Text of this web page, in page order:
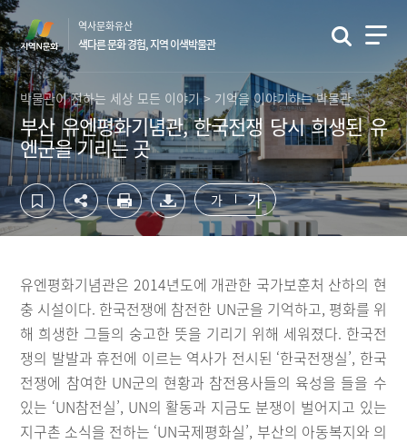
컨
텐
츠
영
바
로
가
기
하
단
영
역
로
가
기
역사문화유산
색다른 문화 경험, 지역 이색박물관
박물관이 전하는 세상 모든 이야기 > 기억을 이야기하는 박물관
부산 유엔평화기념관, 한국전쟁 당시 희생된 유
엔군을 기리는 곳
가 가
유엔평화기념관은 2014년도에 개관한 국가보훈처 산하의 현
충 시설이다. 한국전쟁에 참전한 UN군을 기억하고, 평화를 위
해 희생한 그들의 숭고한 뜻을 기리기 위해 세워졌다. 한국전
쟁의 발발과 휴전에 이르는 역사가 전시된 ‘한국전쟁실’, 한국
전쟁에 참여한 UN군의 현황과 참전용사들의 육성을 들을 수
있는 ‘UN참전실’, UN의 활동과 지금도 분쟁이 벌어지고 있는
지구촌 소식을 전하는 ‘UN국제평화실’, 부산의 아동복지와 의